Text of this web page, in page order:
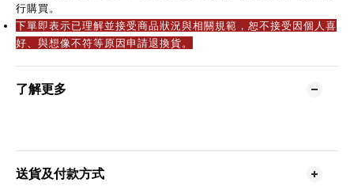
行購買。
下單即表示已理解並接受商品狀況與相關規範，恕不接受因個人喜
好、與想像不符等原因申請退換貨。
了解更多
送貨及付款方式